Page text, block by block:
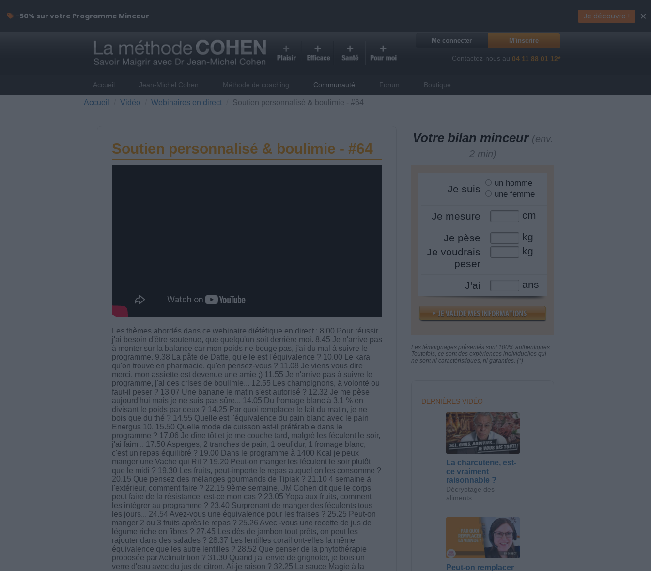
Me connecter M'inscrire
Contactez-nous au 04 11 88 01 12*
Accueil Jean-Michel Cohen Méthode de coaching Communauté Forum Boutique
Accueil Vidéo Webinaires en direct Soutien personnalisé & boulimie - #64
Soutien personnalisé & boulimie - #64
Les thèmes abordés dans ce webinaire diététique en direct : 8.00 Pour réussir,
j'ai besoin d'être soutenue, que quelqu'un soit derrière moi. 8.45 Je n'arrive pas
à monter sur la balance car mon poids ne bouge pas, j'ai du mal à suivre le
programme. 9.38 La pâte de Datte, qu'elle est l'équivalence ? 10.00 Le kara
qu'on trouve en pharmacie, qu'en pensez-vous ? 11.08 Je viens vous dire
merci, mon assiette est devenue une amie ;) 11.55 Je n'arrive pas à suivre le
programme, j'ai des crises de boulimie... 12.55 Les champignons, à volonté ou
faut-il peser ? 13.07 Une banane le matin s'est autorisé ? 12.32 Je me pèse
aujourd'hui mais je ne suis pas sûre... 14.05 Du fromage blanc à 3.1 % en
divisant le poids par deux ? 14.25 Par quoi remplacer le lait du matin, je ne
bois que du thé ? 14.55 Quelle est l'équivalence du pain blanc avec le pain
Energus 10. 15.50 Quelle mode de cuisson est-il préférable dans le
programme ? 17.06 Je dîne tôt et je me couche tard, malgré les féculent le soir,
j'ai faim... 17.50 Asperges, 2 tranches de pain, 1 oeuf dur, 1 fromage blanc,
c'est un repas équilibré ? 19.00 Dans le programme à 1400 Kcal je peux
manger une Vache qui Rit ? 19.20 Peut-on manger les féculent le soir plutôt
que le midi ? 19.30 Les fruits, peut-importe le repas auquel on les consomme ?
20.15 Que pensez des mélanges gourmands de Tipiak ? 21.10 4 semaine à
l'extérieur, comment faire ? 22.15 9ème semaine, JM Cohen dit que le corps
peut faire de la résistance, est-ce mon cas ? 23.05 Yopa aux fruits, comment
les intégrer au programme ? 23.40 Surprenant de manger des féculents tous
les jours... 24.54 Avez-vous une équivalence pour les fraises ? 25.25 Peut-on
manger 2 ou 3 fruits après le repas ? 25.26 Avec -vous une recette de jus de
légume riche en fibres ? 27.45 Les dès de jambon tout prêts, on peut les
rajouter dans des salades ? 28.37 Les lentilles corail ont-elles la même
équivalence que les autre lentilles ? 28.52 Que penser de la phytothérapie
proposée par Actinutrition ? 31.30 Quand j'ai envie de grignoter, je bois un
verre d'eau avec du jus de citron. Ai-je raison ? 32.25 La sauce Magie à la
Votre bilan minceur (env.
2 min)
Je suis
un homme
une femme
Je mesure cm
Je pèse
kg
Je voudrais
peser
kg
J'ai ans
Les témoignages présentés sont 100% authentiques.
Toutefois, ce sont des expériences individuelles qui
ne sont ni caractéristiques, ni garanties. (*)
DERNIÈRES VIDÉO
La charcuterie, est-
ce vraiment
raisonnable ?
Décryptage des
aliments
Peut-on remplacer
-50% sur votre Programme Minceur Je découvre ! ×